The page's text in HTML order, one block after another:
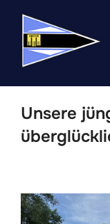
springen
Unsere